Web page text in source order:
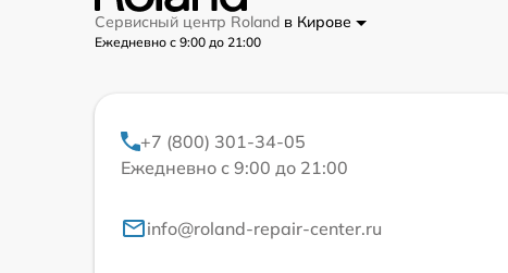
Сервисный центр Roland в Кирове
Ежедневно с 9:00 до 21:00
+7 (800) 301-34-05
Ежедневно с 9:00 до 21:00
info@roland-repair-center.ru